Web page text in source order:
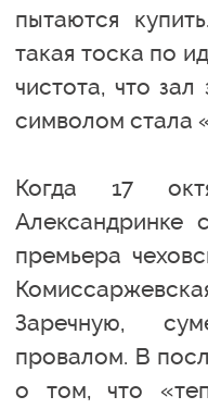
пытаются
такая тоска по
чистота, что
символом стала
Когда 17
Александринке
премьера
Заречную,
провалом. В
о том, что